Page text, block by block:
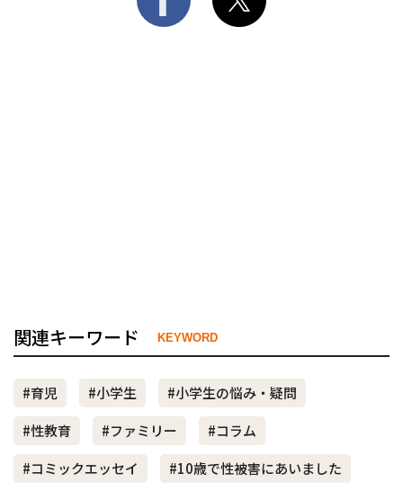
関連キーワード KEYWORD
#育児 #小学生
#小学生の悩み・疑問
#性教育
#ファミリー
#コラム
#コミックエッセイ
#10歳で性被害にあいました